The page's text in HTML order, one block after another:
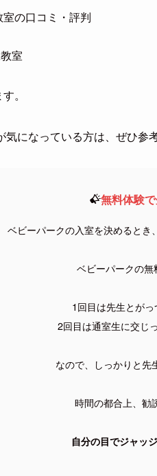
の口コミ・評判
室
。
になっている方は、ぜひ参
無料体験
ベビーパークの入室を決めるとき
ベビーパークの無
1回目は先生とが
2回目は通室生に交じ
なので、しっかりと先
時間の都合上、勧
自分の目でジャッジ